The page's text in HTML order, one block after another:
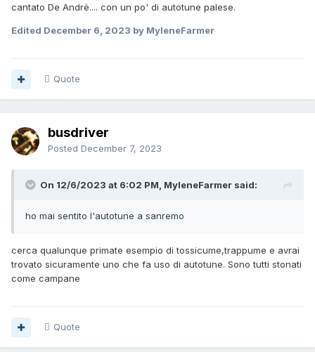
cantato De Andrè.... con un po' di autotune palese.
Edited December 6, 2023 by MyleneFarmer
Quote
busdriver
Posted December 7, 2023
On 12/6/2023 at 6:02 PM, MyleneFarmer said:
ho mai sentito l'autotune a sanremo
cerca qualunque primate esempio di tossicume,trappume e avrai
trovato sicuramente uno che fa uso di autotune. Sono tutti stonati
come campane
Quote